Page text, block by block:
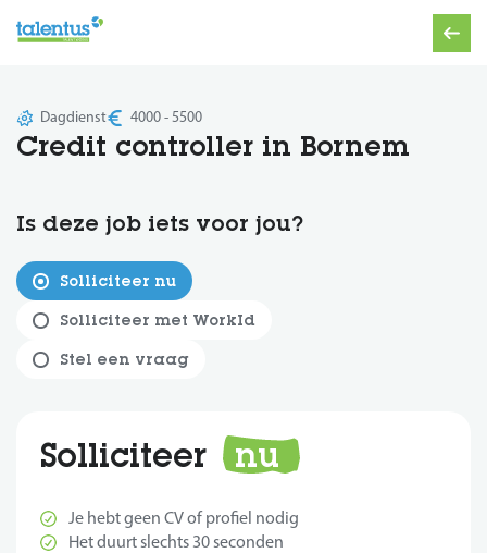
Credit controller in Bornem
Dagdienst 4000 - 5500
Is deze job iets voor jou?
Solliciteer nu
Solliciteer met WorkId
Stel een vraag
Solliciteer nu
Je hebt geen CV of profiel nodig
Het duurt slechts 30 seconden